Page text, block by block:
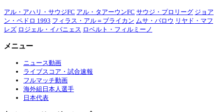
アル・アハリ・サウジFC アル・タアーウンFC サウジ・プロリーグ ジョア
ン・ペドロ 1993 フィラス・アル＝ブライカン ムサ・バロウ リヤド・マフ
レズ ロジェル・イバニェス ロベルト・フィルミーノ
メニュー
ニュース動画
ライブスコア・試合速報
フルマッチ動画
海外組日本人選手
日本代表